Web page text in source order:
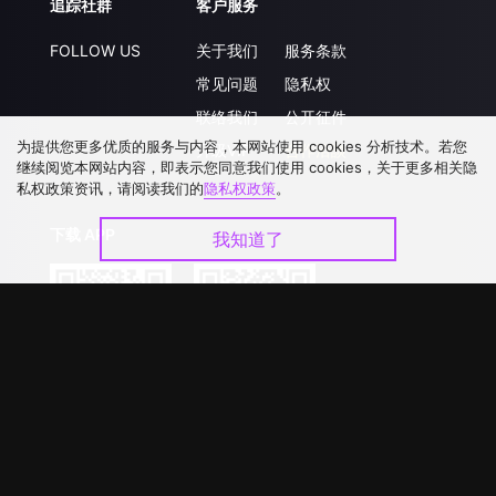
追踪社群
FOLLOW US
客户服务
关于我们
常见问题
联络我们
升级VIP
服务条款
隐私权
公开征件
合作洽談
为提供您更多优质的服务与内容，本网站使用 cookies 分析技术。若您
继续阅览本网站内容，即表示您同意我们使用 cookies，关于更多相关隐
私权政策资讯，请阅读我们的隐私权政策。
我知道了